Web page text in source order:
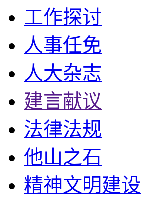
工作探讨
人事任免
人大杂志
建言献议
法律法规
他山之石
精神文明建设